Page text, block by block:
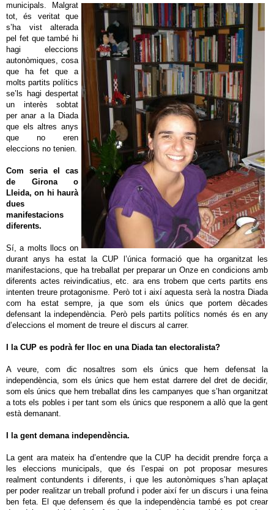
municipals. Malgrat
tot, és veritat que
s’ha vist alterada
pel fet que també hi
hagi eleccions
autonòmiques, cosa
que ha fet que a
molts partits polítics
se’ls hagi despertat
un interès sobtat
per anar a la Diada
que els altres anys
que no eren
eleccions no tenien.
Com seria el cas
de Girona o
Lleida, on hi haurà
dues
manifestacions
diferents.
Sí, a molts llocs on
durant anys ha estat la CUP l’única formació que ha organitzat les
manifestacions, que ha treballat per preparar un Onze en condicions amb
diferents actes reivindicatius, etc. ara ens trobem que certs partits ens
intenten treure protagonisme. Però tot i així aquesta serà la nostra Diada
com ha estat sempre, ja que som els únics que portem dècades
defensant la independència. Però pels partits polítics només és en any
d’eleccions el moment de treure el discurs al carrer.
I la CUP es podrà fer lloc en una Diada tan electoralista?
A veure, com dic nosaltres som els únics que hem defensat la
independència, som els únics que hem estat darrere del dret de decidir,
som els únics que hem treballat dins les campanyes que s’han organitzat
a tots els pobles i per tant som els únics que responem a allò que la gent
està demanant.
I la gent demana independència.
La gent ara mateix ha d’entendre que la CUP ha decidit prendre força a
les eleccions municipals, que és l’espai on pot proposar mesures
realment contundents i diferents, i que les autonòmiques s’han aplaçat
per poder realitzar un treball profund i poder així fer un discurs i una feina
ben feta. El que defensem és que la independència també es pot crear